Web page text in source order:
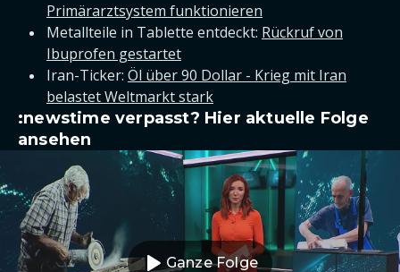
Primärarztsystem funktionieren
Metallteile in Tablette entdeckt: Rückruf von
Ibuprofen gestartet
Iran-Ticker: Öl über 90 Dollar - Krieg mit Iran
belastet Weltmarkt stark
:newstime verpasst? Hier aktuelle Folge
ansehen
Ganze Folge